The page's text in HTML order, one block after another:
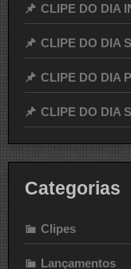
CLIPE DO DIA
CLIPE DO DIA
CLIPE DO DIA
CLIPE DO DIA
Categorias
Clipes
Lançamentos